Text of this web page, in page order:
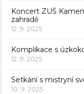
Koncert ZUŠ
zahradě
12. 9. 2025
Komplikace s
12. 9. 2025
Setkání s mistryní
10. 9. 2025